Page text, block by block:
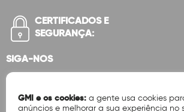
CERTIFICADOS E
SEGURANÇA:
SIGA-NOS
GMI e os cookies: a gente usa cookies
anúncios e melhorar a sua experiência no